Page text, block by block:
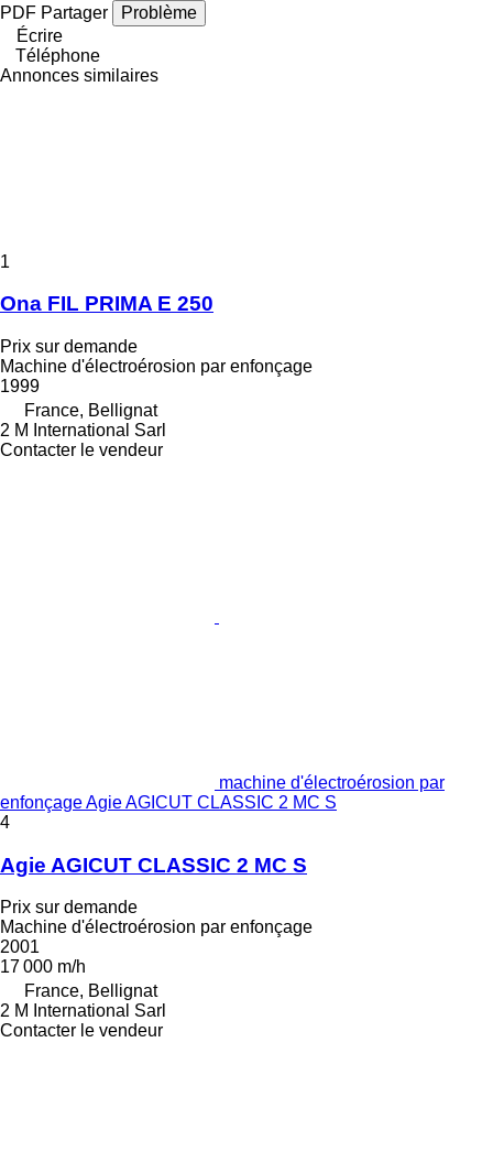
PDF Partager
Problème
Écrire
Téléphone
Annonces similaires
1
Ona FIL PRIMA E 250
Prix sur demande
Machine d'électroérosion par enfonçage
1999
France, Bellignat
2 M International Sarl
Contacter le vendeur
machine d'électroérosion par
enfonçage Agie AGICUT CLASSIC 2 MC S
4
Agie AGICUT CLASSIC 2 MC S
Prix sur demande
Machine d'électroérosion par enfonçage
2001
17 000 m/h
France, Bellignat
2 M International Sarl
Contacter le vendeur